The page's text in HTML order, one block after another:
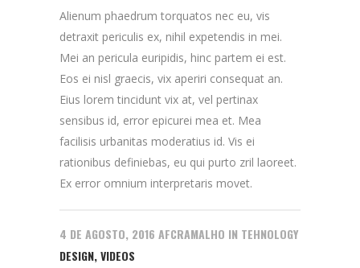
Alienum phaedrum torquatos nec eu, vis
detraxit periculis ex, nihil expetendis in mei.
Mei an pericula euripidis, hinc partem ei est.
Eos ei nisl graecis, vix aperiri consequat an.
Eius lorem tincidunt vix at, vel pertinax
sensibus id, error epicurei mea et. Mea
facilisis urbanitas moderatius id. Vis ei
rationibus definiebas, eu qui purto zril laoreet.
Ex error omnium interpretaris movet.
4 DE AGOSTO, 2016 AFCRAMALHO IN TEHNOLOGY
DESIGN,VIDEOS